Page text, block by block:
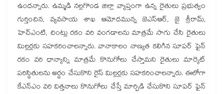
ఉందన్నారు. ఉమ్మడి నల్లగొండ జిల్లా వ్యాప్తంగా ఉన్న రైతులు ప్రభుత్వం
గుర్తించిన, వ్యవసాయ శాఖ ఆమోదమున్న జెఎస్ఆర్, జై శ్రీరామ్,
హెచ్ఎంటి, చింట్లు రకం వరి వంగడాలను మాత్రమే సాగు చేసి రైతులు
మిల్లర్లకు సహకరించాలన్నారు. వానాకాలం నాణ్యత కలిగిన సూపర్ ఫైన్
రకం వరి ధాన్యాన్ని మాత్రమే కొనుగోలు చేస్తామని రైతులు మార్కెట్
పరిస్థితులను అర్థం చేసుకొని రైస్ మిల్లర్లకు సహకరించాలన్నారు. ఈలోగా
కేఎన్ఎం వరి విత్తనాలు కొనుగోలు చేస్తే మార్పిడి చేసుకొని సూపర్ ఫైన్